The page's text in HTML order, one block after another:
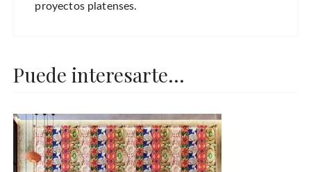
proyectos platenses.
Puede interesarte...